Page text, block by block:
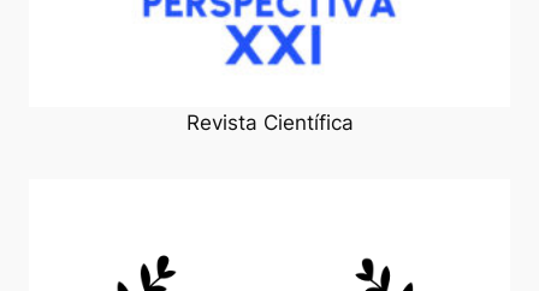
Revista Científica